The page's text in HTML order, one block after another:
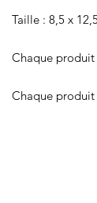
Taille : 8,5 x
Chaque produit
Chaque